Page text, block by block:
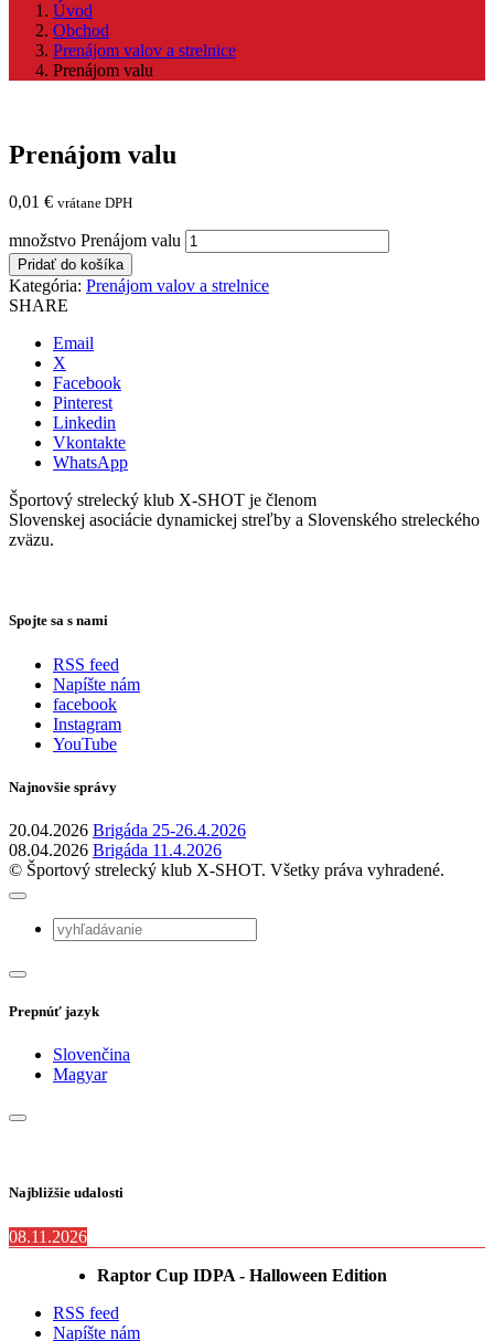
Úvod
Obchod
Prenájom valov a strelnice
Prenájom valu
Prenájom valu
0,01 € vrátane DPH
množstvo Prenájom valu
Pridať do košíka
Kategória: Prenájom valov a strelnice
SHARE
Email
X
Facebook
Pinterest
Linkedin
Vkontakte
WhatsApp
Športový strelecký klub X-SHOT je členom
Slovenskej asociácie dynamickej streľby a Slovenského streleckého
zväzu.
Spojte sa s nami
RSS feed
Napíšte nám
facebook
Instagram
YouTube
Najnovšie správy
20.04.2026 Brigáda 25-26.4.2026
08.04.2026 Brigáda 11.4.2026
© Športový strelecký klub X-SHOT. Všetky práva vyhradené.
Prepnúť jazyk
Slovenčina
Magyar
Najbližšie udalosti
08.11.2026
Raptor Cup IDPA - Halloween Edition
RSS feed
Napíšte nám